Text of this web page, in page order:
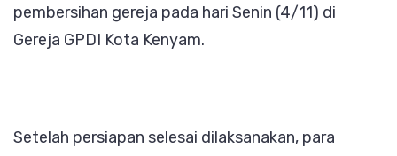
pembersihan gereja pada hari Senin (4/11) di
Gereja GPDI Kota Kenyam.
Setelah persiapan selesai dilaksanakan, para